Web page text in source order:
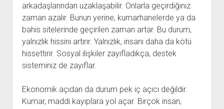
arkadaşlarından uzaklaşabilir. Onlarla geçirdiğiniz
zaman azalır. Bunun yerine, kumarhanelerde ya da
bahis sitelerinde geçirilen zaman artar. Bu durum,
yalnızlık hissini artırır. Yalnızlık, insanı daha da kötü
hissettirir. Sosyal ilişkiler zayıfladıkça, destek
sisteminiz de zayıflar.
Ekonomik açıdan da durum pek iç açıcı değildir.
Kumar, maddi kayıplara yol açar. Birçok insan,